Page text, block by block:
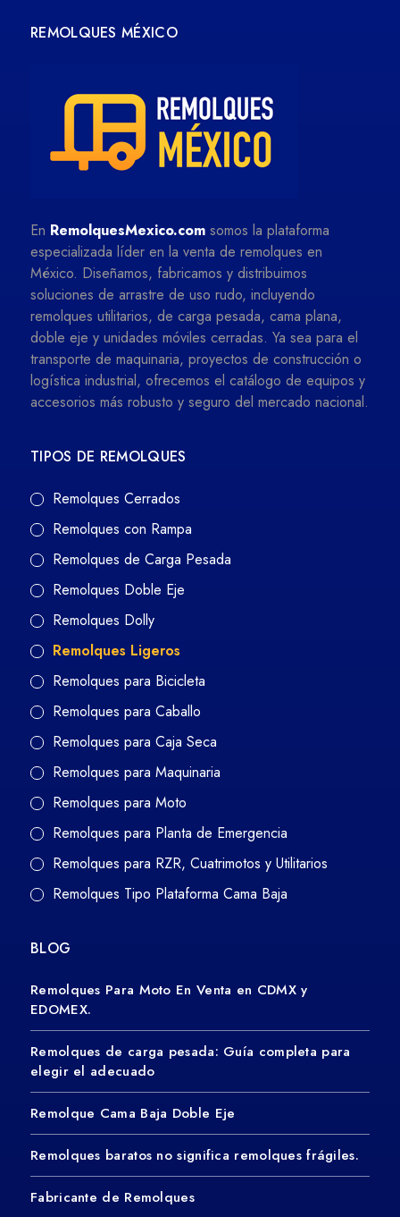
REMOLQUES MÉXICO
En RemolquesMexico.com somos la plataforma
especializada líder en la venta de remolques en
México. Diseñamos, fabricamos y distribuimos
soluciones de arrastre de uso rudo, incluyendo
remolques utilitarios, de carga pesada, cama plana,
doble eje y unidades móviles cerradas. Ya sea para el
transporte de maquinaria, proyectos de construcción o
logística industrial, ofrecemos el catálogo de equipos y
accesorios más robusto y seguro del mercado nacional.
TIPOS DE REMOLQUES
Remolques Cerrados
Remolques con Rampa
Remolques de Carga Pesada
Remolques Doble Eje
Remolques Dolly
Remolques Ligeros
Remolques para Bicicleta
Remolques para Caballo
Remolques para Caja Seca
Remolques para Maquinaria
Remolques para Moto
Remolques para Planta de Emergencia
Remolques para RZR, Cuatrimotos y Utilitarios
Remolques Tipo Plataforma Cama Baja
BLOG
Remolques Para Moto En Venta en CDMX y
EDOMEX.
Remolques de carga pesada: Guía completa para
elegir el adecuado
Remolque Cama Baja Doble Eje
Remolques baratos no significa remolques frágiles.
Fabricante de Remolques